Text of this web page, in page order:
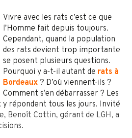
Vivre avec les rats c’est ce que
l’Homme fait depuis toujours.
Cependant, quand la population
des rats devient trop importante
se posent plusieurs questions.
Pourquoi y a-t-il autant de rats à
Bordeaux ? D’où viennent-ils ?
Comment s’en débarrasser ? Les
y répondent tous les jours. Invité
Benoît Cottin, gérant de LGH, a